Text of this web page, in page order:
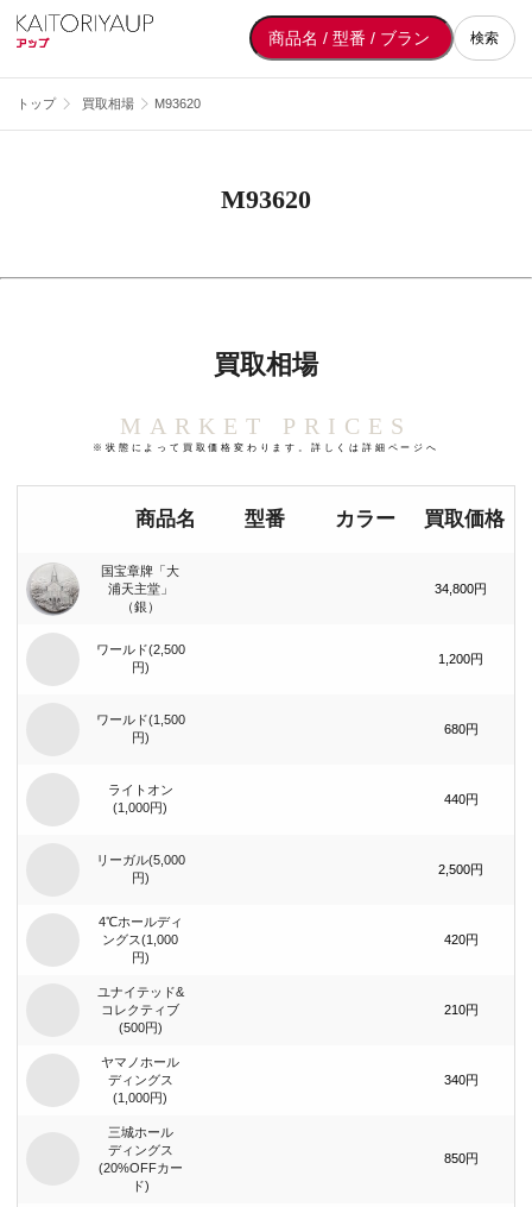
検索
トップ 買取相場 M93620
M93620
買取相場
MARKET PRICES
※状態によって買取価格変わります。詳しくは詳細ページへ
商品名 型番 カラー 買取価格
国宝章牌「大
浦天主堂」
（銀）
34,800円
ワールド(2,500
円)
1,200円
ワールド(1,500
円)
680円
ライトオン
(1,000円)
440円
リーガル(5,000
円)
2,500円
4℃ホールディ
ングス(1,000
円)
420円
ユナイテッド&
コレクティブ
(500円)
210円
ヤマノホール
ディングス
(1,000円)
340円
三城ホール
ディングス
(20%OFFカー
ド)
850円